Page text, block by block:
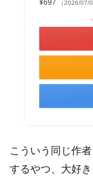
¥697 （2026/07/
こういう同じ作
するやつ、大好き